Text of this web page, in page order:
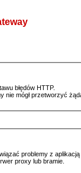
błędów HTTP.
nie mógł przetworzyć
problemy z
proxy lub bramie.